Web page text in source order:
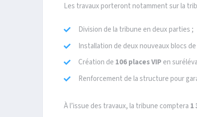
Les travaux porteront notamment sur la
Division de la tribune en deux parties ;
Installation de deux nouveaux blocs
Création de 106 places VIP en
Renforcement de la structure pour
À l’issue des travaux, la tribune comptera 1